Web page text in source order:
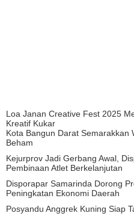
Loa Janan Creative Fest 2025
Kreatif Kukar
Kota Bangun Darat Semarakkan
Beham
Kejurprov Jadi Gerbang Awal,
Pembinaan Atlet Berkelanjutan
Disporapar Samarinda Dorong
Peningkatan Ekonomi Daerah
Posyandu Anggrek Kuning Siap